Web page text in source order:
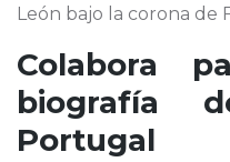
León bajo la corona de
Colabora
biografía
Portugal